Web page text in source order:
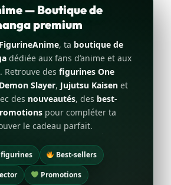
— Boutique de
premium
FigurineAnime, ta boutique de
dédiée aux fans d’anime et aux
Retrouve des figurines One
Demon Slayer, Jujutsu Kaisen et
des nouveautés, des best-
pour compléter ta
le cadeau parfait.
Best-sellers
Promotions